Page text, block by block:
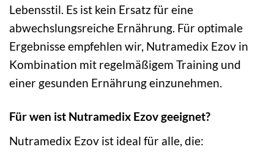
Lebensstil. Es ist kein Ersatz für eine
abwechslungsreiche Ernährung. Für optimale
Ergebnisse empfehlen wir, Nutramedix Ezov in
Kombination mit regelmäßigem Training und
einer gesunden Ernährung einzunehmen.
Für wen ist Nutramedix Ezov geeignet?
Nutramedix Ezov ist ideal für alle, die: